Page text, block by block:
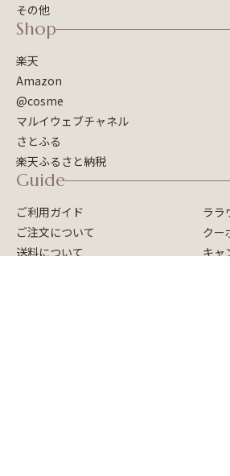
その他
Shop
楽天
Amazon
@cosme
マルイウェブチャネル
さとふる
楽天ふるさと納税
Guide
ご利用ガイド
ご注文について
送料について
ララ
クー
キャ